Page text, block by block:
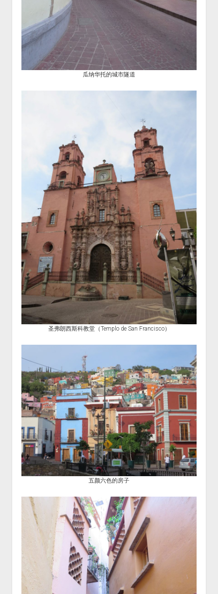
瓜纳华托的城市隧道
圣弗朗西斯科教堂（Templo de San Francisco）
五颜六色的房子